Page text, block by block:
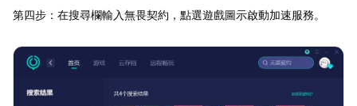
第四步：在搜尋欄輸入無畏契約，點選遊戲圖示啟動加速服務。